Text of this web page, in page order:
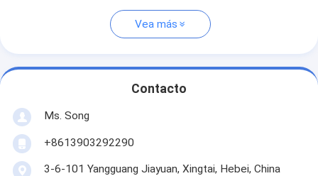
Vea más
Contacto
Ms. Song
+8613903292290
3-6-101 Yangguang Jiayuan, Xingtai, Hebei, China